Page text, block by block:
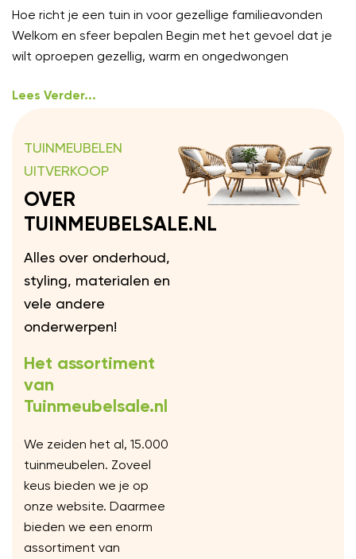
familieavonden?
Hoe richt je een tuin in voor gezellige familieavonden
Welkom en sfeer bepalen Begin met het gevoel dat je
wilt oproepen gezellig, warm en ongedwongen
Lees Verder...
TUINMEUBELEN
UITVERKOOP
OVER
TUINMEUBELSALE.NL
Alles over onderhoud,
styling, materialen en
vele andere
onderwerpen!
Het assortiment
van
Tuinmeubelsale.nl
We zeiden het al, 15.000
tuinmeubelen. Zoveel
keus bieden we je op
onze website. Daarmee
bieden we een enorm
assortiment van